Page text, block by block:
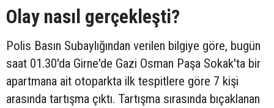
Olay nasıl gerçekleşti?
Polis Basın Subaylığından verilen bilgiye göre, bugün
saat 01.30'da Girne'de Gazi Osman Paşa Sokak'ta bir
apartmana ait otoparkta ilk tespitlere göre 7 kişi
arasında tartışma çıktı. Tartışma sırasında bıçaklanan